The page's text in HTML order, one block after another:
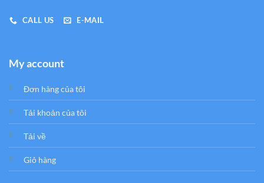
CALL US E-MAIL
My account
Đơn hàng của tôi
Tải khoản của tôi
Tải về
Giỏ hàng